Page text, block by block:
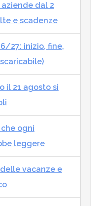
dal 2
e scadenze
27: inizio, fine,
il 21 agosto si
ogni
leggere
vacanze e